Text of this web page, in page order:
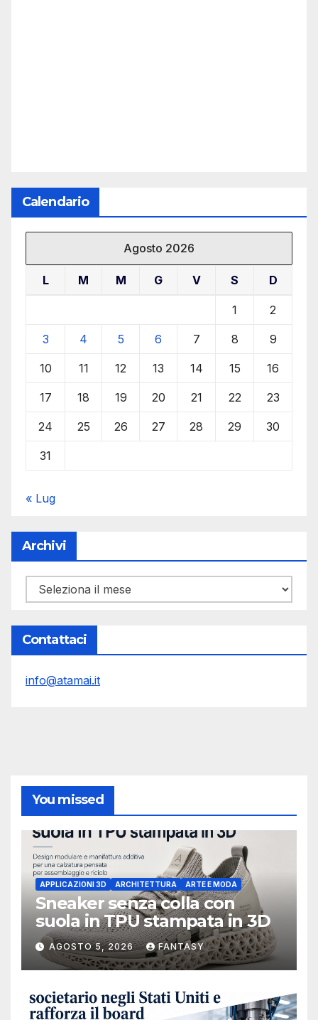
Calendario
Agosto 2026
L M M G V S D
1 2
3 4 5 6 7 8 9
10 11 12 13 14 15 16
17 18 19 20 21 22 23
24 25 26 27 28 29 30
31
« Lug
Archivi
Archivi
Contattaci
info@atamai.it
You missed
APPLICAZIONI 3D ARCHITETTURA ARTE E MODA
Sneaker senza colla con
suola in TPU stampata in 3D
AGOSTO 5, 2026 FANTASY